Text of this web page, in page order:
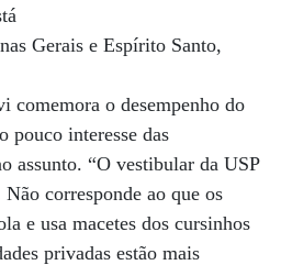
Gerais e Espírito Santo,
comemora o desempenho do
pouco interesse das
assunto. “O vestibular da USP
corresponde ao que os
e usa macetes dos cursinhos
privadas estão mais